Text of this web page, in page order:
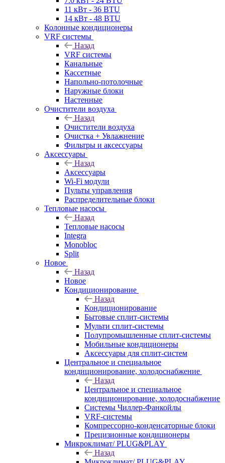
11 кВт - 36 BTU
14 кВт - 48 BTU
Колонные кондиционеры
VRF системы
Назад
VRF системы
Канальные
Кассетные
Напольно-потолочные
Наружные блоки
Настенные
Очистители воздуха
Назад
Очистители воздуха
Очистка + Увлажнение
Фильтры и аксессуары
Аксессуары
Назад
Аксессуары
Wi-Fi модули
Пульты управления
Распределительные блоки
Тепловые насосы
Назад
Тепловые насосы
Integra
Monobloc
Split
Новое
Назад
Новое
Кондиционирование
Назад
Кондиционирование
Бытовые сплит-системы
Мульти сплит-системы
Полупромышленные сплит-системы
Мобильные кондиционеры
Аксессуары для сплит-систем
Центральное и специальное
кондиционирование, холодоснабжение
Назад
Центральное и специальное
кондиционирование, холодоснабжение
Системы Чиллер-Фанкойлы
VRF-системы
Компрессорно-конденсаторные блоки
Прецизионные кондиционеры
Микроклимат/ PLUG&PLAY
Назад